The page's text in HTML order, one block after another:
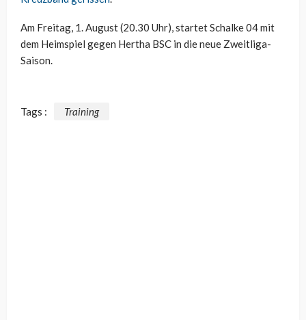
Am Freitag, 1. August (20.30 Uhr), startet Schalke 04 mit
dem Heimspiel gegen Hertha BSC in die neue Zweitliga-
Saison.
Tags : Training